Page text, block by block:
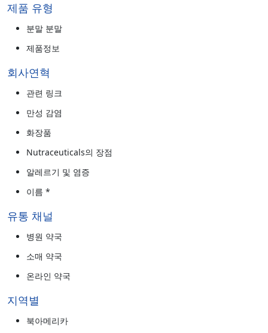
제품 유형
분말 분말
제품정보
회사연혁
관련 링크
만성 감염
화장품
Nutraceuticals의 장점
알레르기 및 염증
이름 *
유통 채널
병원 약국
소매 약국
온라인 약국
지역별
북아메리카